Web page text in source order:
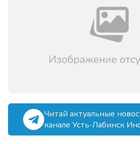
Читай актуальные
канале Усть-Лабинск